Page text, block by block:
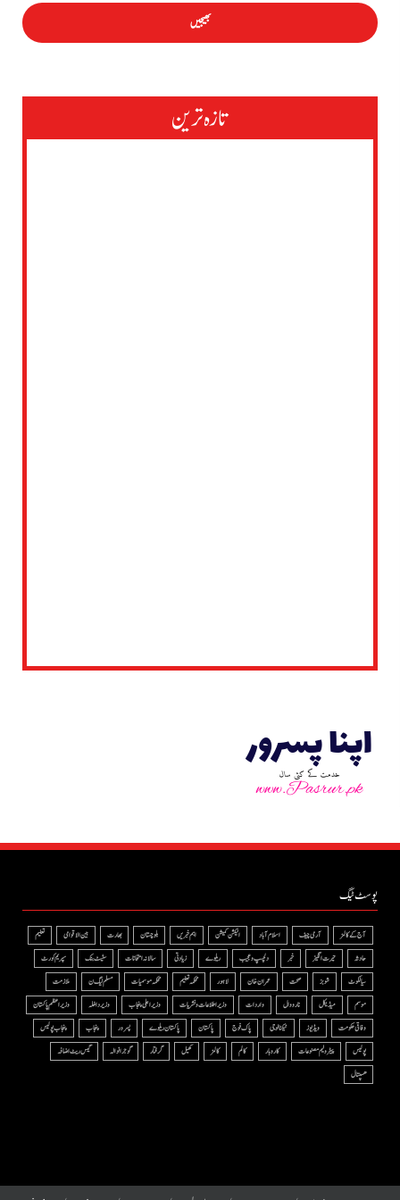
تازہ ترین
پوسٹ ٹیگ
آج کے کالمز آرمی چیف اسلام آباد الیکشن کمیشن اہم خبریں بلوچستان بھارت بین الاقوامی
تعلیم
حادثہ
حیرت انگیز خبر دلچسپ و عجیب ریلوے زیادتی سالانہ امتحانات سٹیٹ بنک
سپریم کورٹ
سیالکوٹ
شوبز صحت عمران خان لاہور محکمہ تعلیم محکمہ موسمیات مسلم لیگ ن
ملازمت
موسم
میڈیکل نارووال واردات وزیر اطلاعات و نشریات وزیر اعلی پنجاب وزیر داخلہ
وزیراعظم پاکستان
وفاقی حکومت
ویڈیوز ٹیکنالوجی پاک فوج پاکستان پاکستان ریلوے پسرور پنجاب
پنجاب پولیس
پولیس
پیٹرولیم مصنوعات کاروبار کالم کالمز کھیل گرفتار گوجرانوالہ
گیس ریٹ اضافہ
ھسپتال